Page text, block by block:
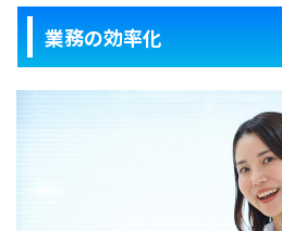
業務の効率化